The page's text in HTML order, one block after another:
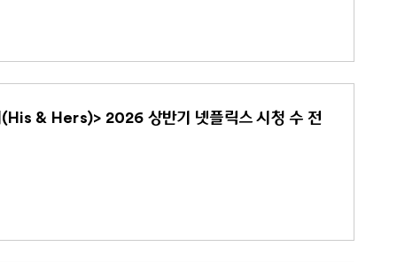
& Hers)> 2026 상반기 넷플릭스 시청 수 전